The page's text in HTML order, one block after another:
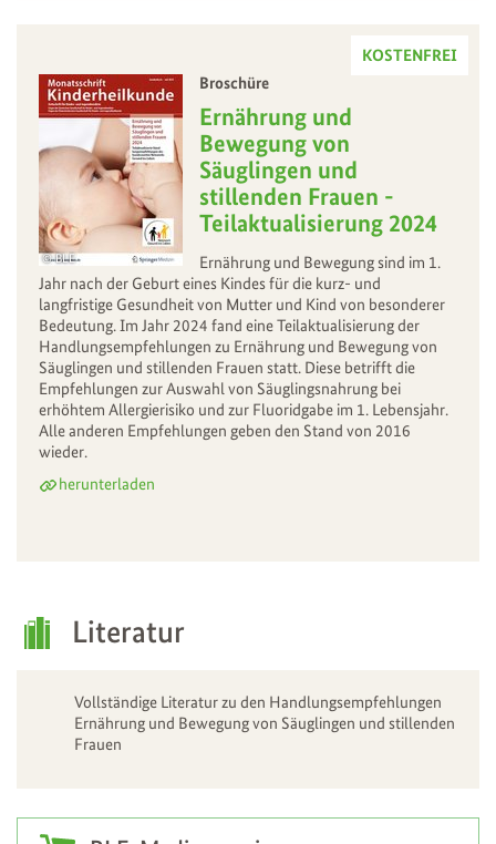
BLE
KOSTENFREI
Broschüre
–
Ernährung und
Bewegung von
Säuglingen und
stillenden Frauen -
Teilaktualisierung 2024
Ernährung und Bewegung sind im 1.
Jahr nach der Geburt eines Kindes für die kurz- und
langfristige Gesundheit von Mutter und Kind von besonderer
Bedeutung. Im Jahr 2024 fand eine Teilaktualisierung der
Handlungsempfehlungen zu Ernährung und Bewegung von
Säuglingen und stillenden Frauen statt. Diese betrifft die
Empfehlungen zur Auswahl von Säuglingsnahrung bei
erhöhtem Allergierisiko und zur Fluoridgabe im 1. Lebensjahr.
Alle anderen Empfehlungen geben den Stand von 2016
wieder.
herunterladen
Literatur
Vollständige Literatur zu den Handlungsempfehlungen
Ernährung und Bewegung von Säuglingen und stillenden
Frauen
Zusatzinformationen